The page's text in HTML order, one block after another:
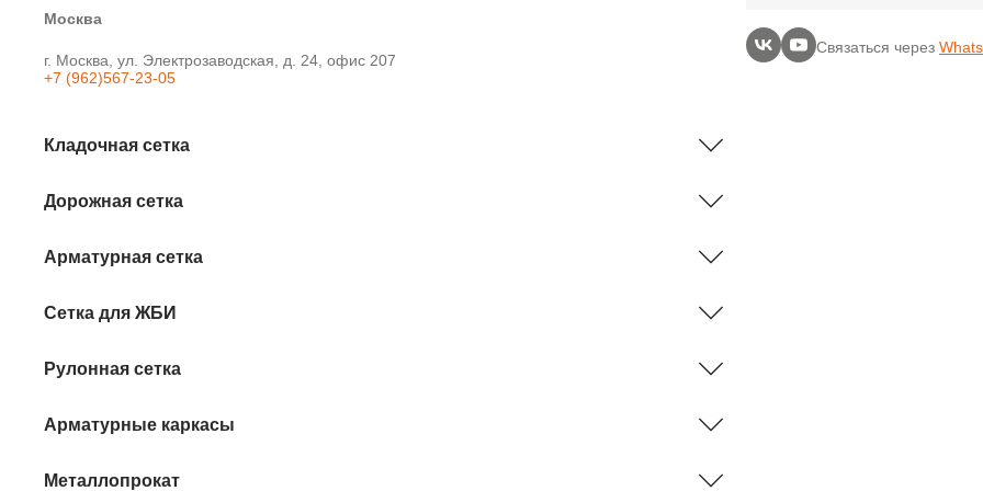
Москва
г. Москва, ул. Электрозаводская, д. 24, офис 207
+7 (962)567-23-05
Связаться через
Кладочная сетка
Дорожная сетка
Арматурная сетка
Сетка для ЖБИ
Рулонная сетка
Арматурные каркасы
Металлопрокат